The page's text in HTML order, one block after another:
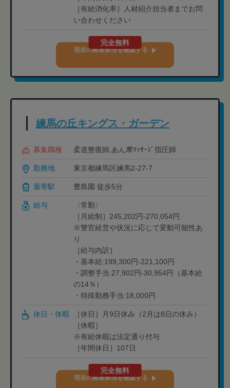
［有給消化率］人材紹介担当者までお問
い合わせください
完全無料
現在の募集要項を確認する
練馬の丘キングス・ガーデン
募集職種 柔道整復師,あん摩ﾏｯｻｰｼﾞ指圧師
勤務地 東京都練馬区練馬2-27-7
最寄駅 豊島園 徒歩5分
給与
〈常勤〉
［月給制］245,202円-270,054円
※警官経営や状況に応じて変動可能性あ
り
［給与内訳］
・基本給:199,300円-221,100円
・調整手当:27,902円-30,954円（基本給
の14％）
・特殊勤務手当:18,000円
休日・休暇
［休日］月9日休み（2月は8日の休み）
［休暇］
※有給休暇は法定通り付与
［年間休日］107日
完全無料
現在の募集要項を確認する